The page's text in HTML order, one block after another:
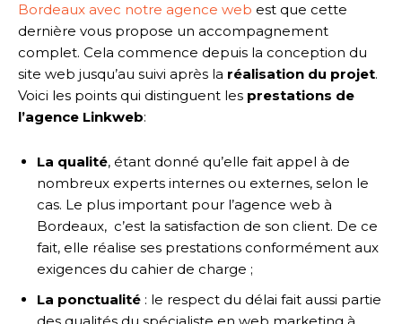
Bordeaux avec notre agence web est que cette
dernière vous propose un accompagnement
complet. Cela commence depuis la conception du
site web jusqu’au suivi après la réalisation du projet.
Voici les points qui distinguent les prestations de
l’agence Linkweb:
La qualité, étant donné qu’elle fait appel à de
nombreux experts internes ou externes, selon le
cas. Le plus important pour l’agence web à
Bordeaux, c’est la satisfaction de son client. De ce
fait, elle réalise ses prestations conformément aux
exigences du cahier de charge ;
La ponctualité : le respect du délai fait aussi partie
des qualités du spécialiste en web marketing à